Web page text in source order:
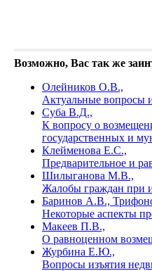
Возможно, Вас так же
Олейников О.В.,
Актуальные вопросы
Суба В.Д.,
К вопросу о
государственных и
Клейменова Е.С.,
Предварительное и
Шилыганова М.В.,
Жалобы граждан при
Баринов А.В.,
Некоторые аспекты
Макеев П.В.,
О равноценном
Журбина Е.Ю.,
Вопросы изъятия